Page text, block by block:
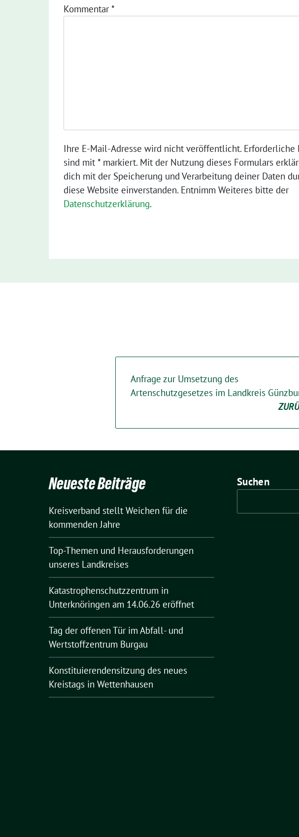
Kommentar*
Ihre E-Mail-Adresse wird nicht veröffentlicht. Erforderliche
sind mit * markiert. Mit der Nutzung dieses Formulars
dich mit der Speicherung und Verarbeitung deiner Daten
diese Website einverstanden. Entnimm Weiteres bitte der
Datenschutzerklärung.
Anfrage zur Umsetzung des
Artenschutzgesetzes im Landkreis
Neueste Beiträge
Kreisverband stellt Weichen für die
kommenden Jahre
Top-Themen und Herausforderungen
unseres Landkreises
Katastrophenschutzzentrum in
Unterknöringen am 14.06.26 eröffnet
Tag der offenen Tür im Abfall- und
Wertstoffzentrum Burgau
Konstituierendensitzung des neues
Kreistags in Wettenhausen
Suchen